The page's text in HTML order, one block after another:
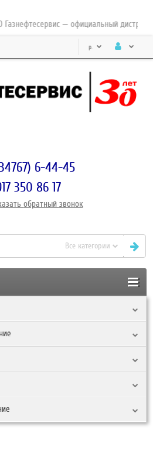
— официальный
р.
6-44-45
350 86 17
обратный звонок
Все категории